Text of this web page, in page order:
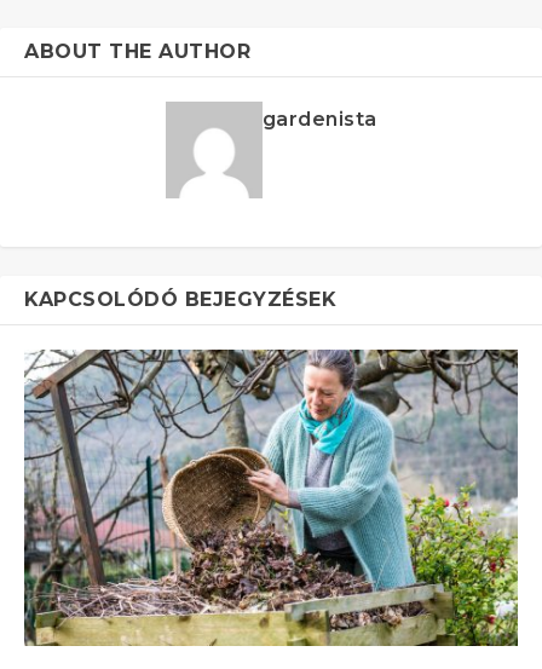
ABOUT THE AUTHOR
gardenista
KAPCSOLÓDÓ BEJEGYZÉSEK